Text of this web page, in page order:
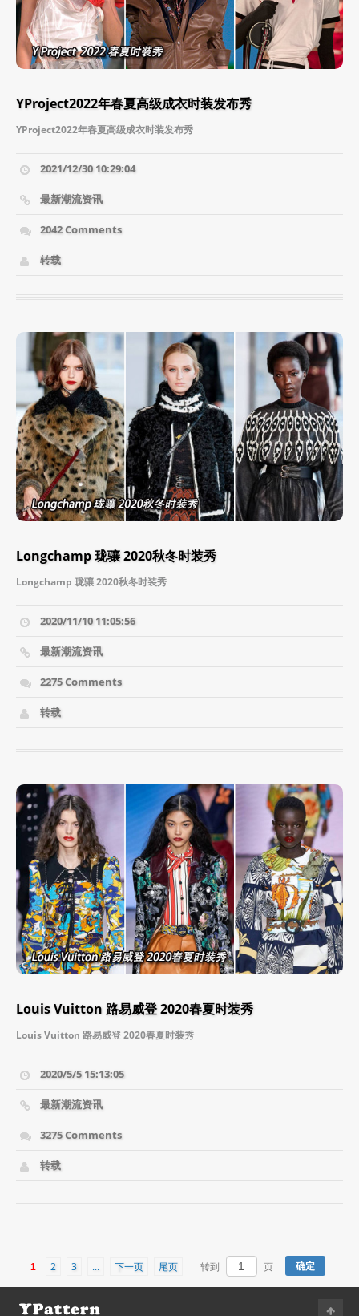
YProject2022年春夏高级成衣时装发布秀
YProject2022年春夏高级成衣时装发布秀
2021/12/30 10:29:04
最新潮流资讯
2042 Comments
转载
Longchamp 珑骧 2020秋冬时装秀
Longchamp 珑骧 2020秋冬时装秀
2020/11/10 11:05:56
最新潮流资讯
2275 Comments
转载
Louis Vuitton 路易威登 2020春夏时装秀
Louis Vuitton 路易威登 2020春夏时装秀
2020/5/5 15:13:05
最新潮流资讯
3275 Comments
转载
1 2 3 ... 下一页 尾页 转到 页